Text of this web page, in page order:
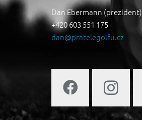
Dan Ebermann (prezident)
+420 603 551 175
dan@pratelegolfu.cz